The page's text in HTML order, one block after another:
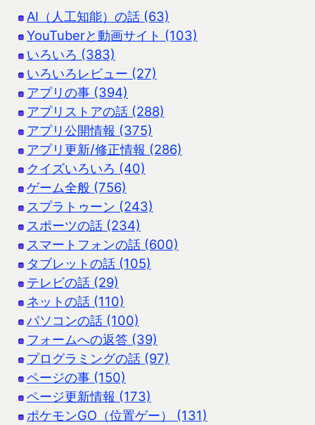
AI（人工知能）の話 (63)
YouTuberと動画サイト (103)
いろいろ (383)
いろいろレビュー (27)
アプリの事 (394)
アプリストアの話 (288)
アプリ公開情報 (375)
アプリ更新/修正情報 (286)
クイズいろいろ (40)
ゲーム全般 (756)
スプラトゥーン (243)
スポーツの話 (234)
スマートフォンの話 (600)
タブレットの話 (105)
テレビの話 (29)
ネットの話 (110)
パソコンの話 (100)
フォームへの返答 (39)
プログラミングの話 (97)
ページの事 (150)
ページ更新情報 (173)
ポケモンGO（位置ゲー） (131)